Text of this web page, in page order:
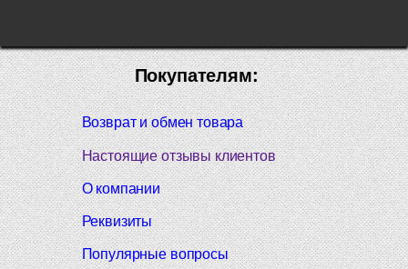
Покупателям:
Возврат и обмен товара
Настоящие отзывы клиентов
О компании
Реквизиты
Популярные вопросы